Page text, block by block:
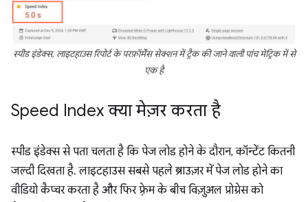
स्पीड इंडेक्स, लाइटहाउस रिपोर्ट केपरफ़ॉर्मेंससेक्शन में ट्रैक की जाने वाली पांच मेट्रिक में से
एक है
Speed Index क्या मेज़र करता है
स्पीड इंडेक्स से पता चलता है कि पेज लोड होने के दौरान, कॉन्टेंट कितनी
जल्दी दिखता है. लाइटहाउस सबसे पहले ब्राउज़र में पेज लोड होने का
वीडियो कैप्चर करता है और फिर फ़्रेम के बीच विज़ुअल प्रोग्रेस को